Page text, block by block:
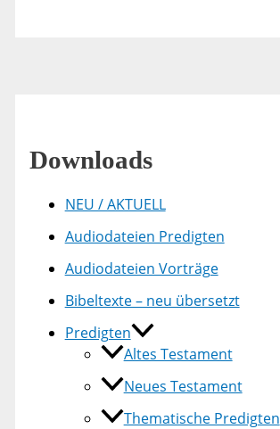
Downloads
NEU / AKTUELL
Audiodateien Predigten
Audiodateien Vorträge
Bibeltexte – neu übersetzt
Predigten
Altes Testament
Neues Testament
Thematische Predigten